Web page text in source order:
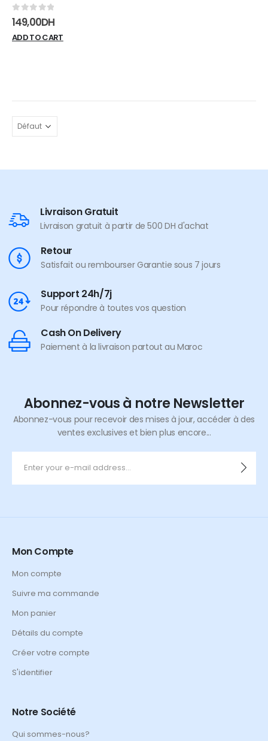
0 sur 5
149,00DH
ADD TO CART
Livraison Gratuit
Livraison gratuit à partir de 500 DH d'achat
Retour
Satisfait ou rembourser Garantie sous 7 jours
Support 24h/7j
Pour répondre à toutes vos question
Cash On Delivery
Paiement à la livraison partout au Maroc
Abonnez-vous à notre Newsletter
Abonnez-vous pour recevoir des mises à jour, accéder à des
ventes exclusives et bien plus encore...
Mon Compte
Mon compte
Suivre ma commande
Mon panier
Détails du compte
Créer votre compte
S'identifier
Notre Société
Qui sommes-nous?